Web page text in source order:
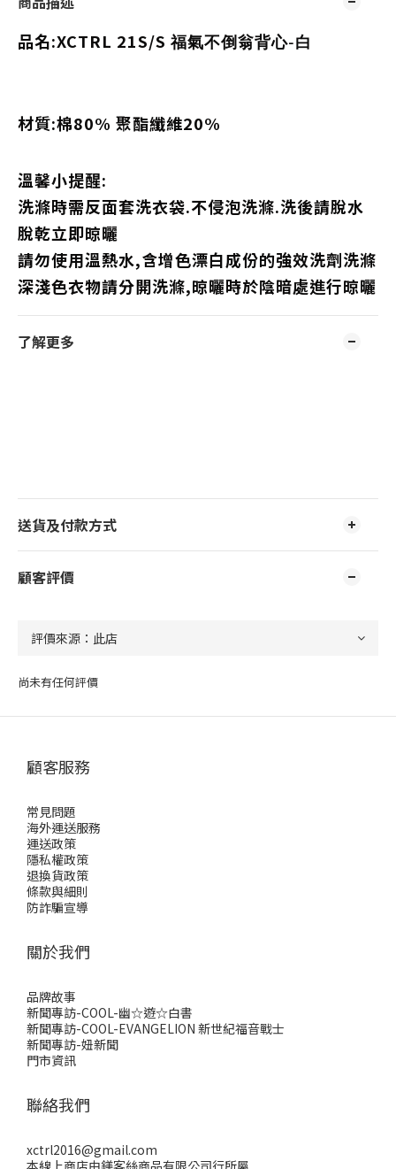
品名:XCTRL 21S/S 福氣不倒翁背心-白
材質:棉80% 聚酯纖維20%
溫馨小提醒:
洗滌時需反面套洗衣袋.不侵泡洗滌.洗後請脫水
脫乾立即晾曬
請勿使用溫熱水,含增色漂白成份的強效洗劑洗滌
深淺色衣物請分開洗滌,晾曬時於陰暗處進行晾曬
了解更多
送貨及付款方式
顧客評價
尚未有任何評價
顧客服務
常見問題
海外運送服務
運送政策
隱私權政策
退換貨政策
條款與細則
防詐騙宣導
關於我們
品牌故事
新聞專訪-COOL-幽☆遊☆白書
新聞專訪-COOL-EVANGELION 新世紀福音戰士
新聞專訪-妞新聞
門市資訊
聯絡我們
xctrl2016@gmail.com
本線上商店由鎂客絲商品有限公司行所屬